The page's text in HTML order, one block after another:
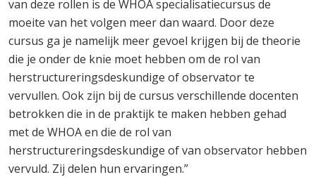
van deze rollen is de WHOA specialisatiecursus de
moeite van het volgen meer dan waard. Door deze
cursus ga je namelijk meer gevoel krijgen bij de theorie
die je onder de knie moet hebben om de rol van
herstructureringsdeskundige of observator te
vervullen. Ook zijn bij de cursus verschillende docenten
betrokken die in de praktijk te maken hebben gehad
met de WHOA en die de rol van
herstructureringsdeskundige of van observator hebben
vervuld. Zij delen hun ervaringen.”